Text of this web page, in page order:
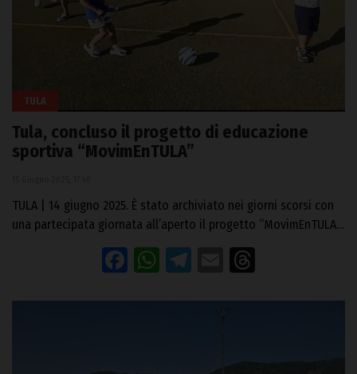
TULA
Tula, concluso il progetto di educazione
sportiva “MovimEnTULA”
TULA | 14 giugno 2025. È stato archiviato nei giorni scorsi con
una partecipata giornata all’aperto il progetto “MovimEnTULA…
Facebook
WhatsApp
Telegram
Email